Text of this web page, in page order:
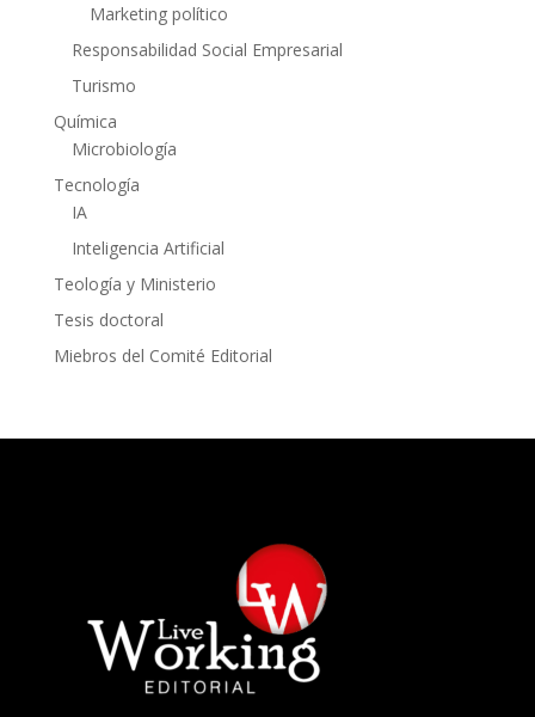
Marketing político
Responsabilidad Social Empresarial
Turismo
Química
Microbiología
Tecnología
IA
Inteligencia Artificial
Teología y Ministerio
Tesis doctoral
Miebros del Comité Editorial